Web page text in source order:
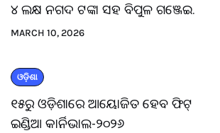
୪ ଲକ୍ଷ ନଗଦ ଟଙ୍କା ସହ ବିପୁଳ ଗଞ୍ଜେଇ.
MARCH 10, 2026
ଓଡ଼ିଶା
୧୫ରୁ ଓଡ଼ିଶାରେ ଆୟୋଜିତ ହେବ ଫିଟ୍
ଇଣ୍ଡିଆ କାର୍ନିଭାଲ-୨୦୨୬